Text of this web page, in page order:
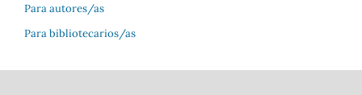
Para autores/as
Para bibliotecarios/as